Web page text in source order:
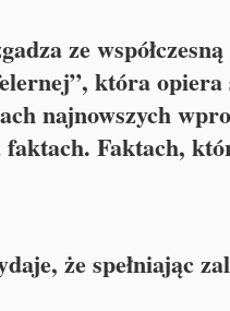
ze
która
najnowszych
Faktach,
że spełniając